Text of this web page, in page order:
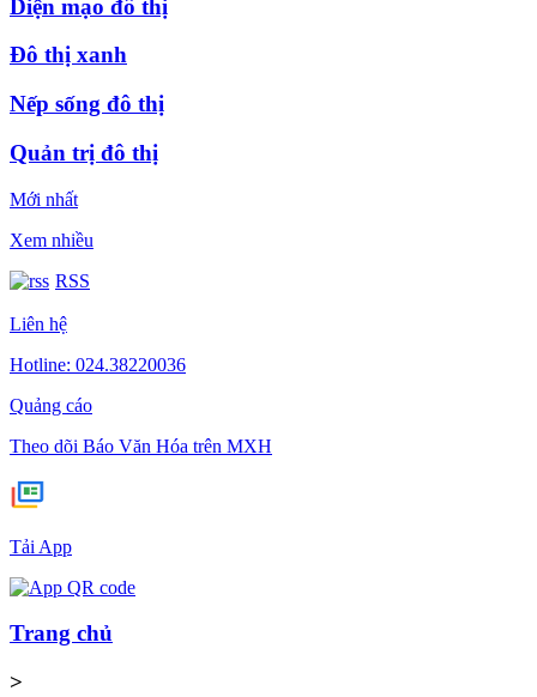
Diện mạo đô thị
Đô thị xanh
Nếp sống đô thị
Quản trị đô thị
Mới nhất
Xem nhiều
RSS
Liên hệ
Hotline: 024.38220036
Quảng cáo
Theo dõi Báo Văn Hóa trên MXH
Tải App
Trang chủ
>